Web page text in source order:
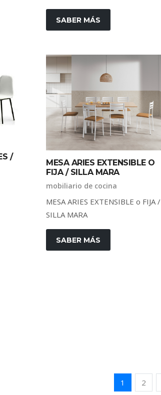
SABER MÁS
/
MESA ARIES EXTENSIBLE O
FIJA / SILLA MARA
mobiliario de cocina
MESA ARIES EXTENSIBLE o FIJA /
SILLA MARA
SABER MÁS
1 2